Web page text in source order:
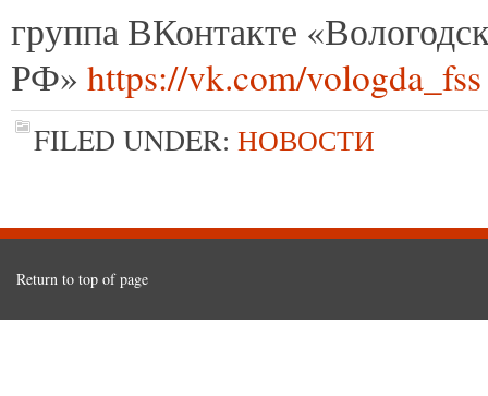
группа ВКонтакте
РФ» https://vk.com/vologda_fss
FILED UNDER: НОВОСТИ
Return to top of page